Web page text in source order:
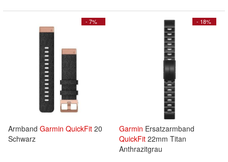
- 7%
Armband Garmin QuickFit 20
Schwarz
- 18%
Garmin Ersatzarmband
QuickFit 22mm Titan
Anthrazitgrau